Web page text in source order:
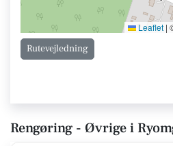
Leaflet |
Rutevejledning
Rengøring - Øvrige i